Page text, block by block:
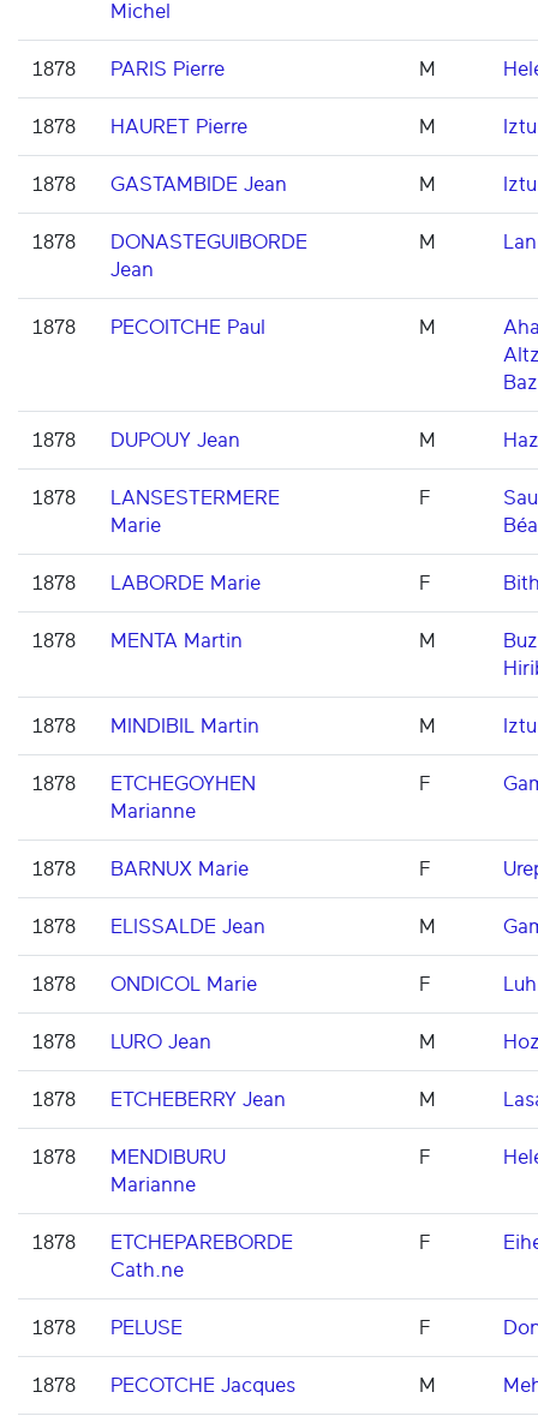
Michel
1878 PARIS Pierre M
1878 HAURET Pierre M
1878 GASTAMBIDE Jean M
1878
DONASTEGUIBORDE
Jean
M
1878 PECOITCHE Paul M
1878 DUPOUY Jean M
1878
LANSESTERMERE
Marie
F
1878 LABORDE Marie F
1878 MENTA Martin M
1878 MINDIBIL Martin M
1878
ETCHEGOYHEN
Marianne
F
1878 BARNUX Marie F
1878 ELISSALDE Jean M
1878 ONDICOL Marie F
1878 LURO Jean M
1878 ETCHEBERRY Jean M
1878
MENDIBURU
Marianne
F
1878
ETCHEPAREBORDE
Cath.ne
F
1878 PELUSE F
1878 PECOTCHE Jacques M